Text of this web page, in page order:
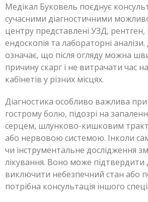
Медікал Буковель поєднує
сучасними діагностичними
центру представлені УЗД,
ендоскопія та лабораторні
означає, що після огляду можна
причину скарг і не витрачати час
кабінетів у різних місцях.
Діагностика особливо важлива
гострому болю, підозрі на
серцем, шлунково-кишковим
або нервовою системою. Інколи
чи інструментальне дослідження
лікування. Воно може підтвердити
виключити небезпечний стан або
потрібна консультація іншого